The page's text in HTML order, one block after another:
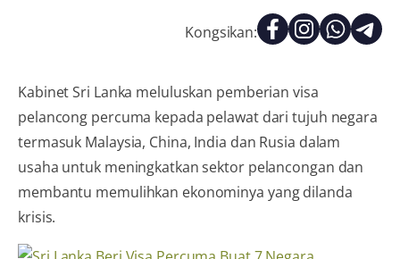
Kongsikan:
Kabinet Sri Lanka meluluskan pemberian visa
pelancong percuma kepada pelawat dari tujuh negara
termasuk Malaysia, China, India dan Rusia dalam
usaha untuk meningkatkan sektor pelancongan dan
membantu memulihkan ekonominya yang dilanda
krisis.